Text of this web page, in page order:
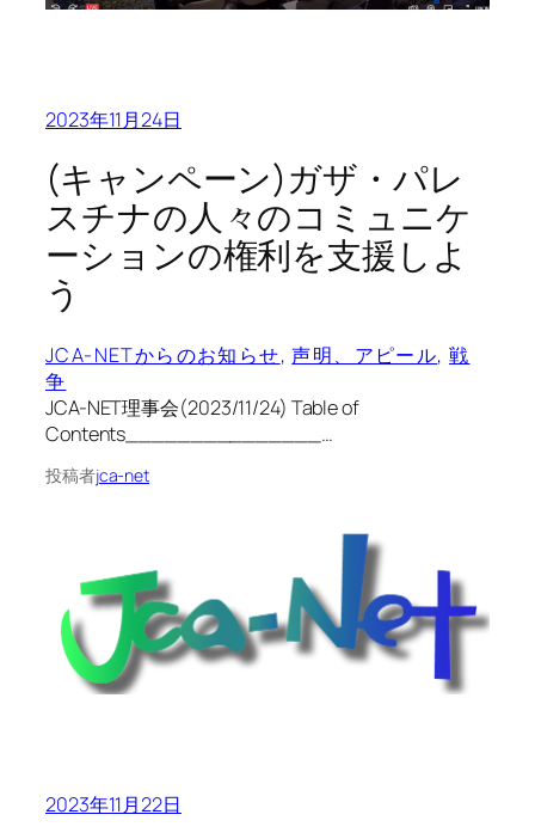
2023年11月24日
(キャンペーン)ガザ・パレ
スチナの人々のコミュニケ
ーションの権利を支援しよ
う
JCA-NETからのお知らせ, 声明、アピール, 戦
争
JCA-NET理事会(2023/11/24) Table of
Contents_______________…
投稿者jca-net
2023年11月22日